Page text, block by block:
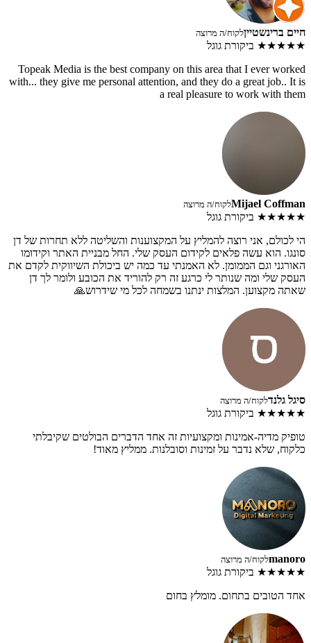
חיים ברינשטייןלקוח/ה מרוצה
★★★★★ ביקורת גוגל
Topeak Media is the best company on this area that I ever worked
with... they give me personal attention, and they do a great job.. It is
a real pleasure to work with them
Mijael Coffmanלקוח/ה מרוצה
★★★★★ ביקורת גוגל
הי לכולם, אני רוצה להמליץ על המקצוענות והשליטה ללא תחרות של דן
סונגו. הוא עשה פלאים לקידום העסק שלי. החל מבניית האתר וקידומו
האורגני וגם הממומן. לא האמנתי עד כמה יש ביכולת השיווקית לקדם את
העסק שלי ומה שנותר לי כרגע זה רק להוריד את הכובע ולומר לך דן
שאתה מקצוען. המלצות ינתנו בשמחה לכל מי שידרוש🙏
סיגל גלנדלקוח/ה מרוצה
★★★★★ ביקורת גוגל
טופיק מדיה-אמינות ומקצועיות זה אחד הדברים הבולטים שקיבלתי
כלקוח, שלא נדבר על זמינות וסובלנות. ממליץ מאוד!
manoroלקוח/ה מרוצה
★★★★★ ביקורת גוגל
אחד הטובים בתחום. מומלץ בחום